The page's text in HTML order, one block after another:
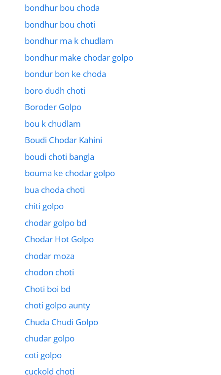
bondhur bou choda
bondhur bou choti
bondhur ma k chudlam
bondhur make chodar golpo
bondur bon ke choda
boro dudh choti
Boroder Golpo
bou k chudlam
Boudi Chodar Kahini
boudi choti bangla
bouma ke chodar golpo
bua choda choti
chiti golpo
chodar golpo bd
Chodar Hot Golpo
chodar moza
chodon choti
Choti boi bd
choti golpo aunty
Chuda Chudi Golpo
chudar golpo
coti golpo
cuckold choti